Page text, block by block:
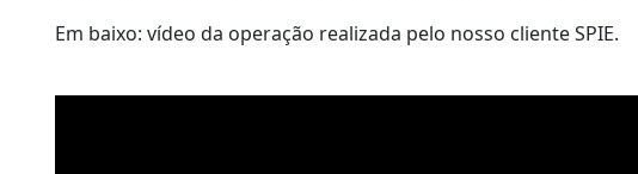
Em baixo: vídeo da operação realizada pelo nosso cliente SPIE.